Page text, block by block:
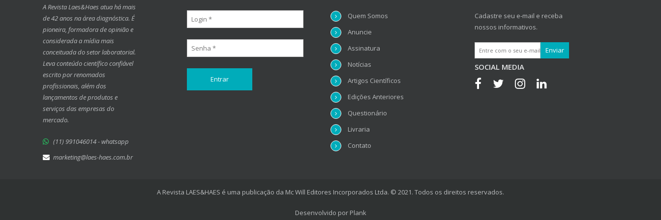
A Revista Laes&Haes atua há mais
de 42 anos na área diagnóstica. É
pioneira, formadora de opinião e
considerada a mídia mais
conceituada do setor laboratorial.
Leva conteúdo científico confiável
escrito por renomados
profissionais, além dos
lançamentos de produtos e
serviços das empresas do
mercado.
(11) 991046014 - whatsapp
marketing@laes-haes.com.br
Quem Somos
Anuncie
Assinatura
Notícias
Artigos Científicos
Edições Anteriores
Questionário
Livraria
Contato
Cadastre seu e-mail e receba
nossos informativos.
SOCIAL MEDIA
A Revista LAES&HAES é uma publicação da Mc Will Editores Incorporados Ltda. © 2021. Todos os direitos reservados.
Desenvolvido por Plank